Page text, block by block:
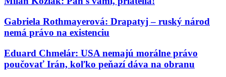
Gabriela Rothmayerová: Drapatyj – ruský národ
nemá právo na existenciu
Eduard Chmelár: USA nemajú morálne právo
poučovať Irán, koľko peňazí dáva na obranu